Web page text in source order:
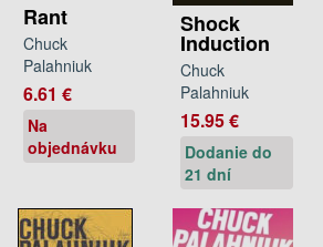
Rant
Chuck
Palahniuk
6.61 €
Na
objednávku
Shock
Induction
Chuck
Palahniuk
15.95 €
Dodanie do
21 dní